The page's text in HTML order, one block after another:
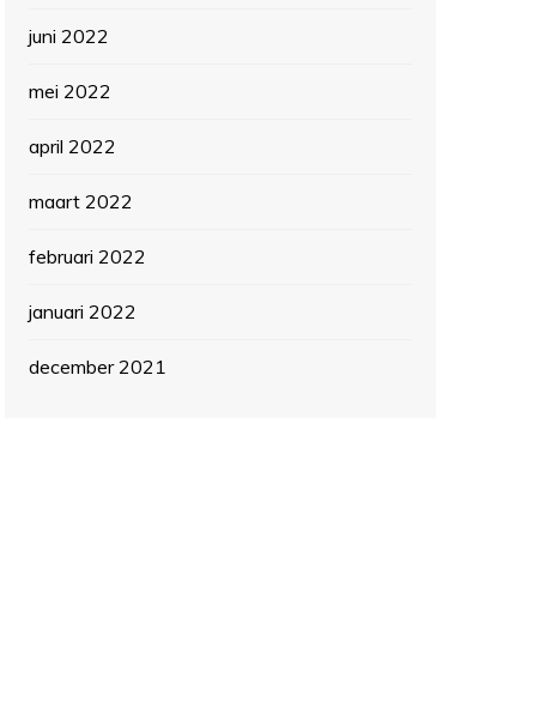
juni 2022
mei 2022
april 2022
maart 2022
februari 2022
januari 2022
december 2021